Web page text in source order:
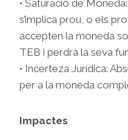
• Saturació de
s’implica prou, o els
accepten la moneda
TEB i perdrà la seva
• Incerteza Jurídica:
per a la moneda
Impactes